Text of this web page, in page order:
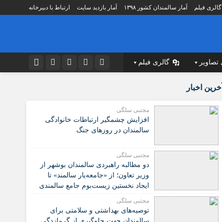
گالری فیلم آمار سالمندان کشور ۱۳۹۸ آمار بازدید سایت ارتباط با دبیرخانه
تصاویر گالری فیلم
توییتر
آپارات
اپلیکیشن
مؤسسات مردم نهاد
لیست بنیادهای فرزانگان کشور
لیست مراکز تشخیصی درمانی
مراکز نگهداری سالمندان استان تهران
مراکز نگهداری سالمندان تهران
لیست پزشکان اورتو پدی
مراکز سالمندان به تفکیک استانها
آخرین اخبار
مجتبی سلگی
افزایش چشمگیر ارتباطات خانوادگی
سالمندان در روزهای جنگ
مجتبی سلگی
دو مطالبه راهبردی سالمندان بوشهر از
وزیر تعاون؛ از «جامعه‌یار سالمند» تا
ایجاد نخستین زیست‌بوم جامع سالمندی
مجتبی سلگی
️توصیه‌های بهداشتی و سلامتی برای